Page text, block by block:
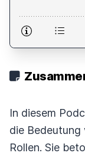
In diesem
die Bedeutung
Rollen. Sie